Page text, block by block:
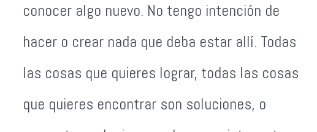
conocer algo nuevo. No tengo intención de
hacer o crear nada que deba estar allí. Todas
las cosas que quieres lograr, todas las cosas
que quieres encontrar son soluciones, o